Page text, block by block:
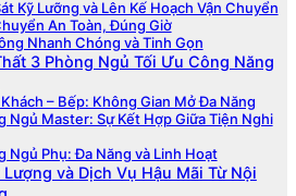
Kỹ Lưỡng và Lên Kế Hoạch Vận Chuyển
An Toàn, Đúng Giờ
Nhanh Chóng và Tinh Gọn
3 Phòng Ngủ Tối Ưu Công Năng
Khách – Bếp: Không Gian Mở Đa Năng
Ngủ Master: Sự Kết Hợp Giữa Tiện Nghi
Ngủ Phụ: Đa Năng và Linh Hoạt
và Dịch Vụ Hậu Mãi Từ Nội